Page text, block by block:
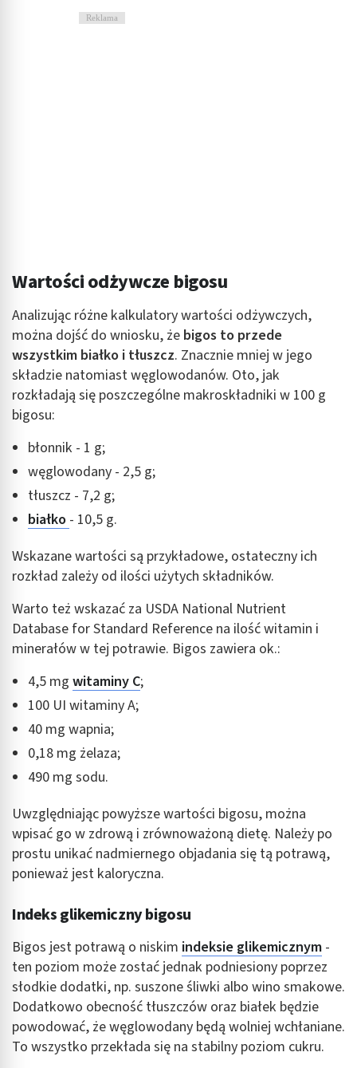
Reklama
Wartości odżywcze bigosu
Analizując różne kalkulatory wartości odżywczych,
można dojść do wniosku, że bigos to przede
wszystkim białko i tłuszcz. Znacznie mniej w jego
składzie natomiast węglowodanów. Oto, jak
rozkładają się poszczególne makroskładniki w 100 g
bigosu:
błonnik - 1 g;
węglowodany - 2,5 g;
tłuszcz - 7,2 g;
białko - 10,5 g.
Wskazane wartości są przykładowe, ostateczny ich
rozkład zależy od ilości użytych składników.
Warto też wskazać za USDA National Nutrient
Database for Standard Reference na ilość witamin i
minerałów w tej potrawie. Bigos zawiera ok.:
4,5 mg witaminy C;
100 UI witaminy A;
40 mg wapnia;
0,18 mg żelaza;
490 mg sodu.
Uwzględniając powyższe wartości bigosu, można
wpisać go w zdrową i zrównoważoną dietę. Należy po
prostu unikać nadmiernego objadania się tą potrawą,
ponieważ jest kaloryczna.
Indeks glikemiczny bigosu
Bigos jest potrawą o niskim indeksie glikemicznym -
ten poziom może zostać jednak podniesiony poprzez
słodkie dodatki, np. suszone śliwki albo wino smakowe.
Dodatkowo obecność tłuszczów oraz białek będzie
powodować, że węglowodany będą wolniej wchłaniane.
To wszystko przekłada się na stabilny poziom cukru.